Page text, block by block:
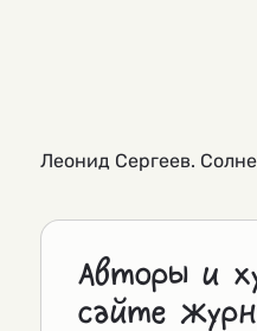
Леонид Сергеев.
Авторы и
сайте